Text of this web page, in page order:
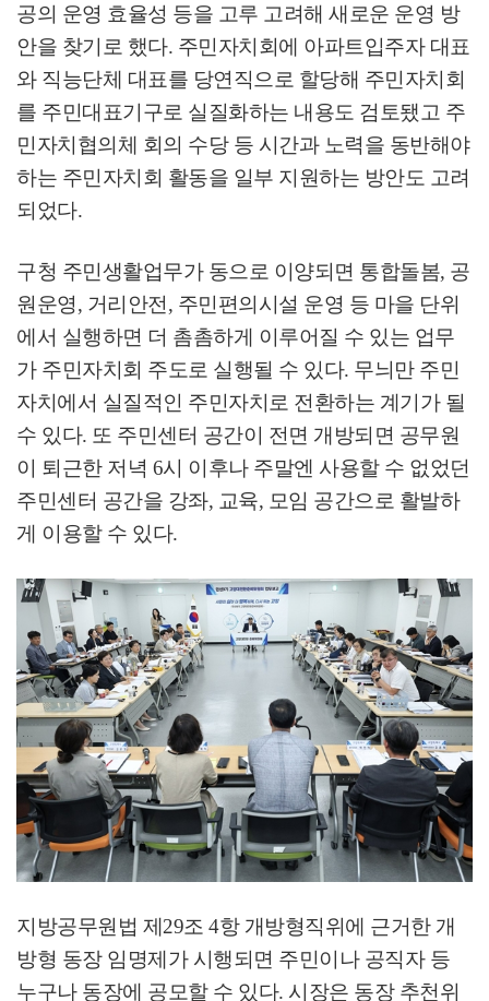
공의 운영 효율성 등을 고루 고려해 새로운 운영 방
안을 찾기로 했다. 주민자치회에 아파트입주자 대표
와 직능단체 대표를 당연직으로 할당해 주민자치회
를 주민대표기구로 실질화하는 내용도 검토됐고 주
민자치협의체 회의 수당 등 시간과 노력을 동반해야
하는 주민자치회 활동을 일부 지원하는 방안도 고려
되었다.
구청 주민생활업무가 동으로 이양되면 통합돌봄, 공
원운영, 거리안전, 주민편의시설 운영 등 마을 단위
에서 실행하면 더 촘촘하게 이루어질 수 있는 업무
가 주민자치회 주도로 실행될 수 있다. 무늬만 주민
자치에서 실질적인 주민자치로 전환하는 계기가 될
수 있다. 또 주민센터 공간이 전면 개방되면 공무원
이 퇴근한 저녁 6시 이후나 주말엔 사용할 수 없었던
주민센터 공간을 강좌, 교육, 모임 공간으로 활발하
게 이용할 수 있다.
지방공무원법 제29조 4항 개방형직위에 근거한 개
방형 동장 임명제가 시행되면 주민이나 공직자 등
누구나 동장에 공모할 수 있다. 시장은 동장 추천위